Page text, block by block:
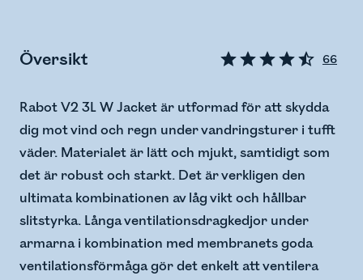
Översikt 66
Rabot V2 3L W Jacket är utformad för att skydda
dig mot vind och regn under vandringsturer i tufft
väder. Materialet är lätt och mjukt, samtidigt som
det är robust och starkt. Det är verkligen den
ultimata kombinationen av låg vikt och hållbar
slitstyrka. Långa ventilationsdragkedjor under
armarna i kombination med membranets goda
ventilationsförmåga gör det enkelt att ventilera